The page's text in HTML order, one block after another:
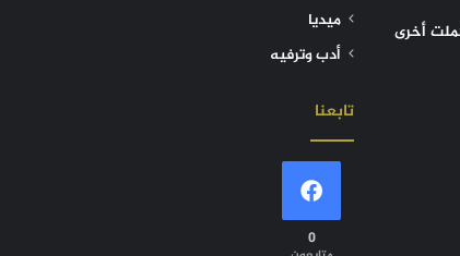
أخرى ميديا
أدب وترفيه
تابعنا
0